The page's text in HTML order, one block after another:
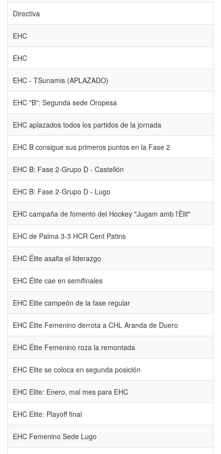
Directiva
EHC
EHC
EHC - TSunamis (APLAZADO)
EHC "B": Segunda sede Oropesa
EHC aplazados todos los partidos de la jornada
EHC B consigue sus primeros puntos en la Fase 2
EHC B: Fase 2-Grupo D - Castellón
EHC B: Fase 2-Grupo D - Lugo
EHC campaña de fomento del Hockey "Jugam amb l'Èlit"
EHC de Palma 3-3 HCR Cent Patins
EHC Élite asalta el liderazgo
EHC Élite cae en semifinales
EHC Elite campeón de la fase regular
EHC Élite Femenino derrota a CHL Aranda de Duero
EHC Élite Femenino roza la remontada
EHC Elite se coloca en segunda posición
EHC Elite: Enero, mal mes para EHC
EHC Elite: Playoff final
EHC Femenino Sede Lugo